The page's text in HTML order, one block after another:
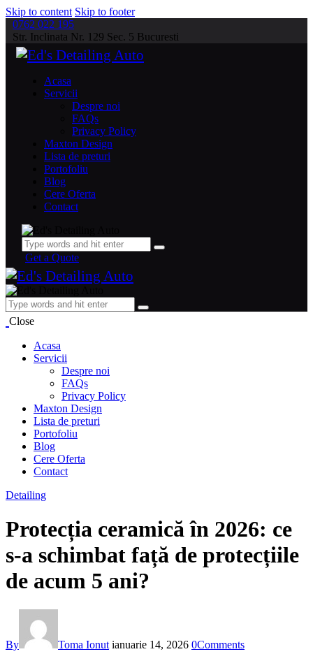
Skip to content Skip to footer
0762 022 195
Str. Inclinata Nr. 129 Sec. 5 Bucuresti
Acasa
Servicii
Despre noi
FAQs
Privacy Policy
Maxton Design
Lista de preturi
Portofoliu
Blog
Cere Oferta
Contact
Get a Quote
Close
Acasa
Servicii
Despre noi
FAQs
Privacy Policy
Maxton Design
Lista de preturi
Portofoliu
Blog
Cere Oferta
Contact
Detailing
Protecția ceramică în 2026: ce
s-a schimbat față de protecțiile
de acum 5 ani?
By Toma Ionut ianuarie 14, 2026 0Comments